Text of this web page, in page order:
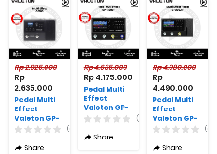
Rp 2.925.000
Rp
2.635.000
Pedal Multi
Effect
Valeton GP-
100 Multi-
Processor
(0)
Share
Rp 4.635.000
Rp 4.175.000
Pedal Multi
Effect
Valeton GP-
200LT Guitar
(0)
Share
Rp 4.980.000
Rp
4.490.000
Pedal Multi
Effect
Valeton GP-
200JR Guitar
(0)
Share